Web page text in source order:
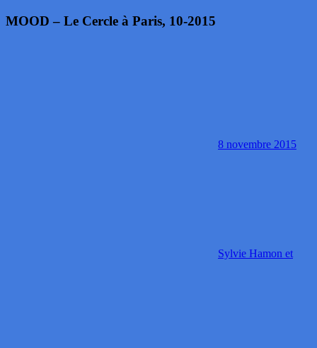
MOOD – Le Cercle à Paris, 10-2015
8 novembre 2015
Sylvie Hamon et